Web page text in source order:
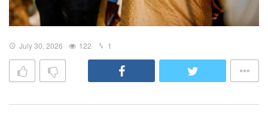
July 30, 2026 122 1